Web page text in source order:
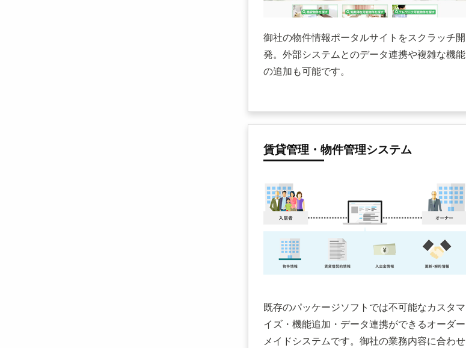
御社の物件情報ポータルサイトをスクラッチ開
発。外部システムとのデータ連携や複雑な機能
の追加も可能です。
賃貸管理・物件管理システム
既存のパッケージソフトでは不可能なカスタマ
イズ・機能追加・データ連携ができるオーダー
メイドシステムです。御社の業務内容に合わせ